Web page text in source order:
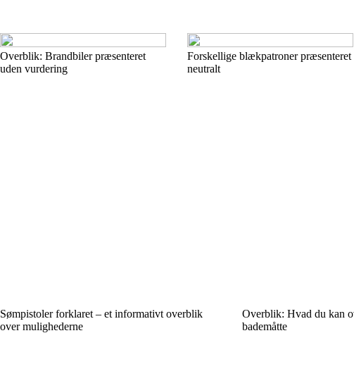
Overblik: Brandbiler præsenteret
uden vurdering
Forskellige blækpatroner præsenteret
neutralt
Sømpistoler forklaret – et informativt overblik
over mulighederne
Overblik: Hvad du kan
bademåtte